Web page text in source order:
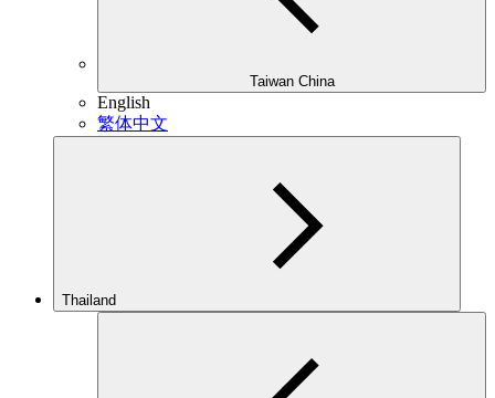
Taiwan China
English
繁体中文
Thailand